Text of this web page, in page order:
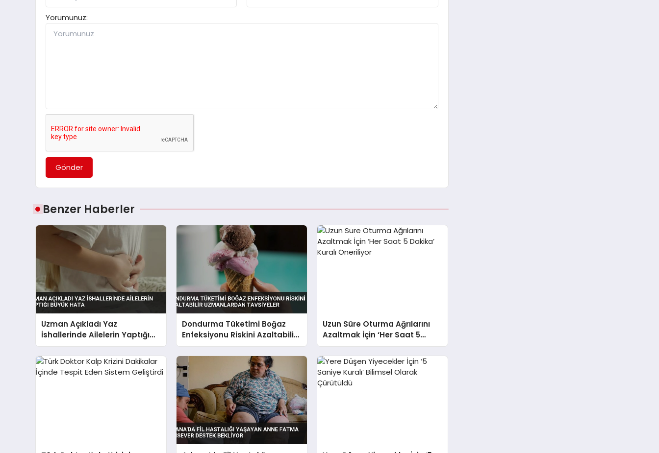
Yorumunuz:
Gönder
Benzer Haberler
Uzman Açıkladı Yaz
İshallerinde Ailelerin Yaptığı
Büyük Hata
Dondurma Tüketimi Boğaz
Enfeksiyonu Riskini Azaltabilir
Uzmanlardan Tavsiyeler
Uzun Süre Oturma Ağrılarını
Azaltmak İçin ‘Her Saat 5
Dakika’ Kuralı Öneriliyor